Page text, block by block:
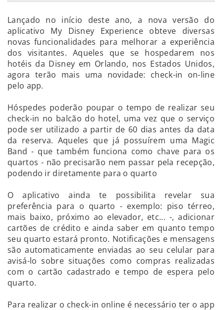
Lançado no início deste ano, a nova versão do
aplicativo My Disney Experience obteve diversas
novas funcionalidades para melhorar a experiência
dos visitantes. Aqueles que se hospedarem nos
hotéis da Disney em Orlando, nos Estados Unidos,
agora terão mais uma novidade: check-in on-line
pelo app.
Hóspedes poderão poupar o tempo de realizar seu
check-in no balcão do hotel, uma vez que o serviço
pode ser utilizado a partir de 60 dias antes da data
da reserva. Aqueles que já possuírem uma Magic
Band - que também funciona como chave para os
quartos - não precisarão nem passar pela recepção,
podendo ir diretamente para o quarto
O aplicativo ainda te possibilita revelar sua
preferência para o quarto - exemplo: piso térreo,
mais baixo, próximo ao elevador, etc... -, adicionar
cartões de crédito e ainda saber em quanto tempo
seu quarto estará pronto. Notificações e mensagens
são automaticamente enviadas ao seu celular para
avisá-lo sobre situações como compras realizadas
com o cartão cadastrado e tempo de espera pelo
quarto.
Para realizar o check-in online é necessário ter o app